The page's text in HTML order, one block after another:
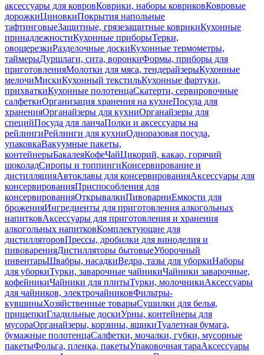
аксессуары для ковровКоврики, наборы ковриковКовровые
дорожкиЦиновкиПокрытия напольные
тафтинговыеЗащитные, грязезащитные коврикиКухонные
принадлежностиКухонные приборыТерки,
овощерезкиРазделочные доскиКухонные термометры,
таймерыДуршлаги, сита, воронкиФормы, приборы для
приготовленияМолотки для мяса, тендерайзерыКухонные
мелочиМискиКухонный текстильКухонные фартуки,
прихваткиКухонные полотенцаСкатерти, сервировочные
салфеткиОрганизация хранения на кухнеПосуда для
храненияОрганайзеры для кухниОрганайзеры для
специйПосуда для ланчаПолки и аксессуары на
рейлингиРейлинги для кухниОдноразовая посуда,
упаковкаВакуумные пакеты,
контейнерыБакалеяКофеЧайЦикорий, какао, горячий
шоколадСиропы и топпингиКонсервирование и
дистилляцияАвтоклавы для консервированияАксессуары для
консервированияПриспособления для
консервированияОткрывалкиПивоварниЕмкости для
броженияИнгредиенты для приготовления алкогольных
напитковАксессуары для приготовления и хранения
алкогольных напитковКомплектующие для
дистилляторовПрессы, дробилки для виноделия и
пивоваренияДистилляторы бытовыеУборочный
инвентарьШвабры, насадкиВедра, тазы для уборкиНаборы
для уборкиТурки, заварочные чайникиЧайники заварочные,
кофейникиЧайники для плитыТурки, молочникиАксессуары
для чайников, электрочайниковФильтры-
кувшиныХозяйственные товарыСушилки для белья,
прищепкиГладильные доскиУрны, контейнеры для
мусораОрганайзеры, корзины, ящикиТуалетная бумага,
бумажные полотенцаСалфетки, мочалки, губки, мусорные
пакетыФольга, пленка, пакетыУпаковочная тараАксессуары